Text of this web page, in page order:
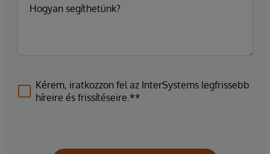
Kérem, iratkozzon fel az InterSystems legfrissebb
híreire és frissítéseire.**